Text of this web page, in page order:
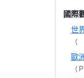
國際
世
歐
（